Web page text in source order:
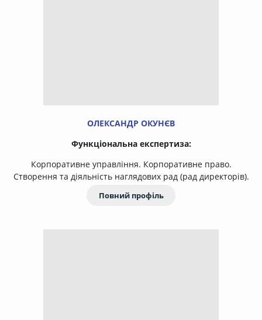
ОЛЕКСАНДР ОКУНЄВ
Функціональна експертиза:
Корпоративне управління. Корпоративне право.
Створення та діяльність наглядових рад (рад директорів).
Повний профіль